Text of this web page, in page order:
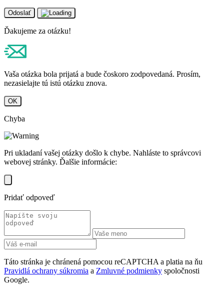
Odoslať
Ďakujeme za otázku!
Vaša otázka bola prijatá a bude čoskoro zodpovedaná. Prosím,
nezasielajte tú istú otázku znova.
OK
Chyba
Pri ukladaní vašej otázky došlo k chybe. Nahláste to správcovi
webovej stránky. Ďalšie informácie:
Pridať odpoveď
Táto stránka je chránená pomocou reCAPTCHA a platia na ňu
Pravidlá ochrany súkromia a Zmluvné podmienky spoločnosti
Google.